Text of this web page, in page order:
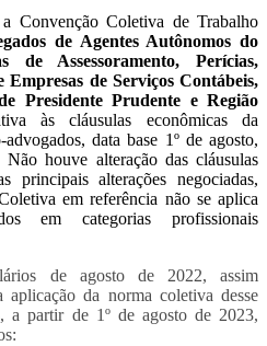
Convenção Coletiva de Trabalho
de Agentes Autônomos do
de Assessoramento, Perícias,
Empresas de Serviços Contábeis,
Presidente Prudente e Região
às cláusulas econômicas da
data base 1º de agosto,
houve alteração das cláusulas
principais alterações negociadas,
em referência não se aplica
em categorias profissionais
de agosto de 2022, assim
aplicação da norma coletiva desse
a partir de 1º de agosto de 2023,